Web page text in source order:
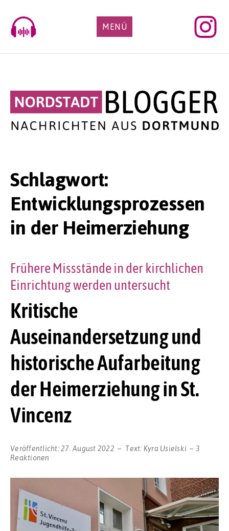
content
MENÜ
Schlagwort:
Entwicklungsprozessen
in der Heimerziehung
Kritische
Auseinandersetzung und
historische Aufarbeitung
der Heimerziehung in St.
Vincenz
Frühere Missstände in der kirchlichen
Einrichtung werden untersucht
Veröffentlicht:27. August 2022 Text: Kyra Usielski
3
Reaktionen